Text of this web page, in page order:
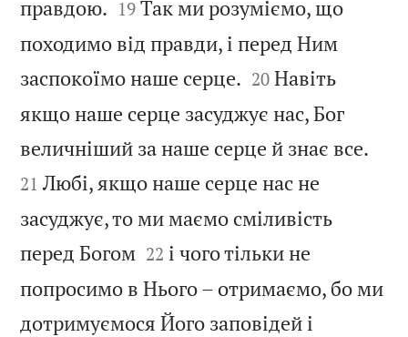
правдою. 

19 Так ми розуміємо, що
походимо від правди, і перед Ним
заспокоїмо наше серце. 

20 Навіть
якщо наше серце засуджує нас, Бог
величніший за наше серце й знає все.
21 Любі, якщо наше серце нас не
засуджує, то ми маємо сміливість
перед Богом 

22 і чого тільки не
попросимо в Нього – отримаємо, бо ми
дотримуємося Його заповідей і